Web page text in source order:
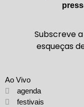
Subscreve a
esqueças
Ao Vivo
agenda
festivais